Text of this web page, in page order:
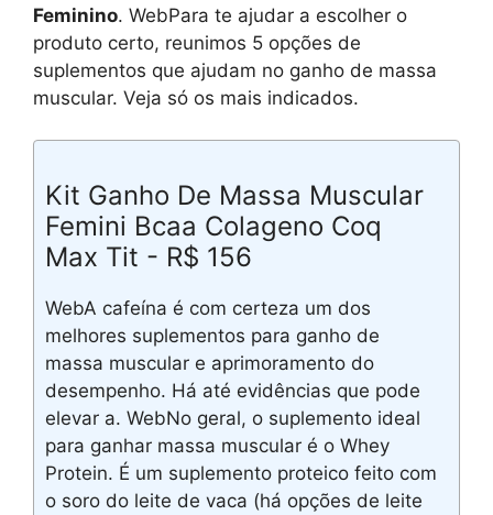
Feminino. WebPara te ajudar a escolher o
produto certo, reunimos 5 opções de
suplementos que ajudam no ganho de massa
muscular. Veja só os mais indicados.
Kit Ganho De Massa Muscular
Femini Bcaa Colageno Coq
Max Tit - R$ 156
WebA cafeína é com certeza um dos
melhores suplementos para ganho de
massa muscular e aprimoramento do
desempenho. Há até evidências que pode
elevar a. WebNo geral, o suplemento ideal
para ganhar massa muscular é o Whey
Protein. É um suplemento proteico feito com
o soro do leite de vaca (há opções de leite